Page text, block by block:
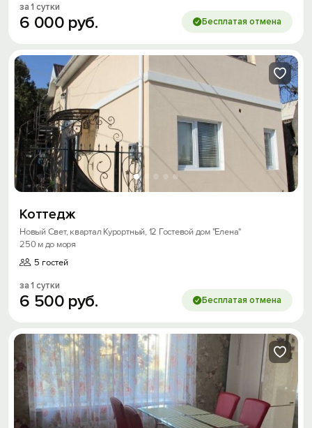
за 1 сутки
6 000 руб. Бесплатая отмена
Коттедж
Новый Свет, квартал Курортный, 12 Гостевой дом "Елена"
250 м до моря
5 гостей
за 1 сутки
6 500 руб. Бесплатая отмена
Скидка −5%
Хочешь дешевле? Оставь почту и получи
промокод на первое бронирование!
Получить промокод